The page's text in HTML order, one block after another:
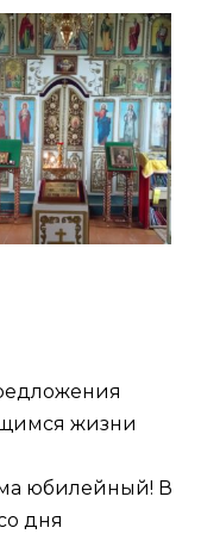
жизни
юбилейный! В
дня